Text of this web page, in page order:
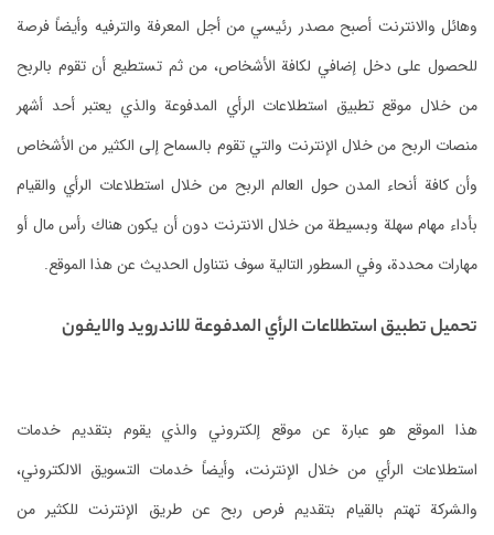
المعرفة والترفيه وأيضاً فرصة
من ثم تستطيع أن تقوم بالربح
والذي يعتبر أحد أشهر
بالسماح إلى الكثير من الأشخاص
خلال استطلاعات الرأي والقيام
دون أن يكون هناك رأس مال أو
الحديث عن هذا الموقع.
للاندرويد والايفون
والذي يقوم بتقديم خدمات
خدمات التسويق الالكتروني،
عن طريق الإنترنت للكثير من